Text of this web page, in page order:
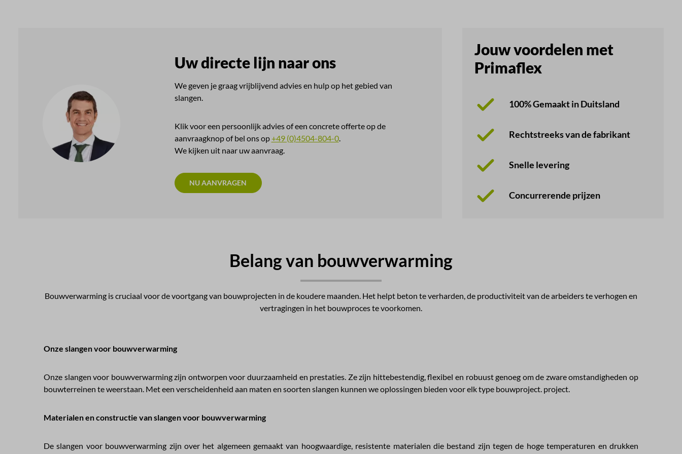
Uw directe lijn naar ons
We geven je graag vrijblijvend advies en hulp op het gebied van
slangen.
Klik voor een persoonlijk advies of een concrete offerte op de
aanvraagknop of bel ons op+49 (0)4504-804-0.
We kijken uit naar uw aanvraag.
NU AANVRAGEN
Jouw voordelen met
Primaflex
100% Gemaakt in Duitsland
Rechtstreeks van de fabrikant
Snelle levering
Concurrerende prijzen
Belang van bouwverwarming
Bouwverwarming is cruciaal voor de voortgang van bouwprojecten in de koudere maanden. Het helpt beton te verharden, de productiviteit van de arbeiders te verhogen en
vertragingen in het bouwproces te voorkomen.
Onze slangen voor bouwverwarming
Onze slangen voor bouwverwarming zijn ontworpen voor duurzaamheid en prestaties. Ze zijn hittebestendig, flexibel en robuust genoeg om de zware omstandigheden op
bouwterreinen te weerstaan. Met een verscheidenheid aan maten en soorten slangen kunnen we oplossingen bieden voor elk type bouwproject. project.
Materialen en constructie van slangen voor bouwverwarming
De slangen voor bouwverwarming zijn over het algemeen gemaakt van hoogwaardige, resistente materialen die bestand zijn tegen de hoge temperaturen en drukken